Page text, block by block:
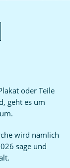
oder Teile
geht es um
wird nämlich
sage und